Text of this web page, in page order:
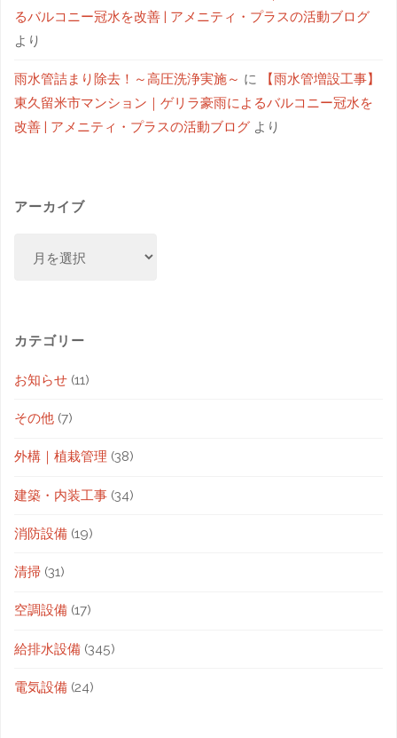
るバルコニー冠水を改善 | アメニティ・プラスの活動ブログ
より
雨水管詰まり除去！～高圧洗浄実施～ に
【雨水管増設工事】
東久留米市マンション｜ゲリラ豪雨によるバルコニー冠水を
改善 | アメニティ・プラスの活動ブログ より
アーカイブ
カテゴリー
お知らせ (11)
その他 (7)
外構｜植栽管理 (38)
建築・内装工事 (34)
消防設備 (19)
清掃 (31)
空調設備 (17)
給排水設備 (345)
電気設備 (24)